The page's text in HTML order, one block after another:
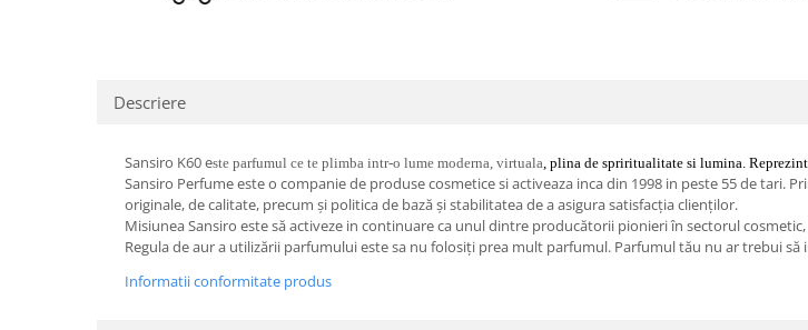
Descriere
Sansiro K60 este parfumul ce te plimba intr-o lume moderna, virtuala, plina de spriritualitate si lumina.
Sansiro Perfume este o companie de produse cosmetice si activeaza inca din 1998 in peste 55 de tari.
originale, de calitate, precum și politica de bază și stabilitatea de a asigura satisfacția clienților.
Misiunea Sansiro este să activeze in continuare ca unul dintre producătorii pionieri în sectorul
Regula de aur a utilizării parfumului este sa nu folosiți prea mult parfumul. Parfumul tău nu ar trebui să
Informatii conformitate produs